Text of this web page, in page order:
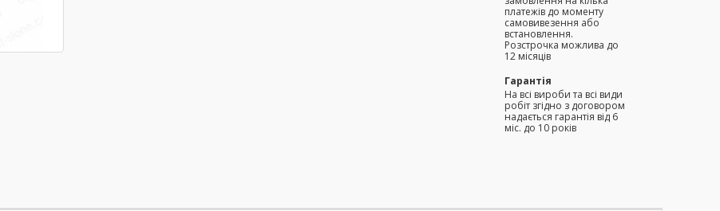
платежів до моменту
самовивезення або
встановлення.
Розстрочка можлива до
12 місяців
Гарантія
На всі вироби та всі види
робіт згідно з договором
надається гарантія від 6
міс. до 10 років